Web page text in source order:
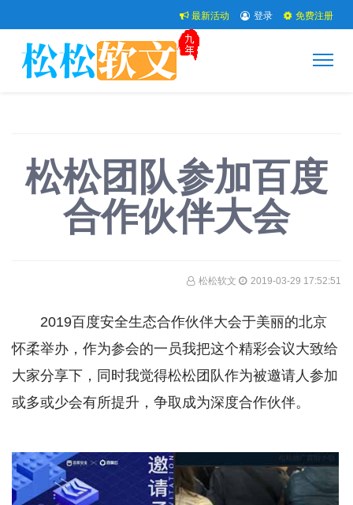
最新活动 登录 免费注册
松松团队参加百度
合作伙伴大会
松松软文 2019-03-29 17:52:51
2019百度安全生态合作伙伴大会于美丽的北京
怀柔举办，作为参会的一员我把这个精彩会议大致给
大家分享下，同时我觉得松松团队作为被邀请人参加
或多或少会有所提升，争取成为深度合作伙伴。